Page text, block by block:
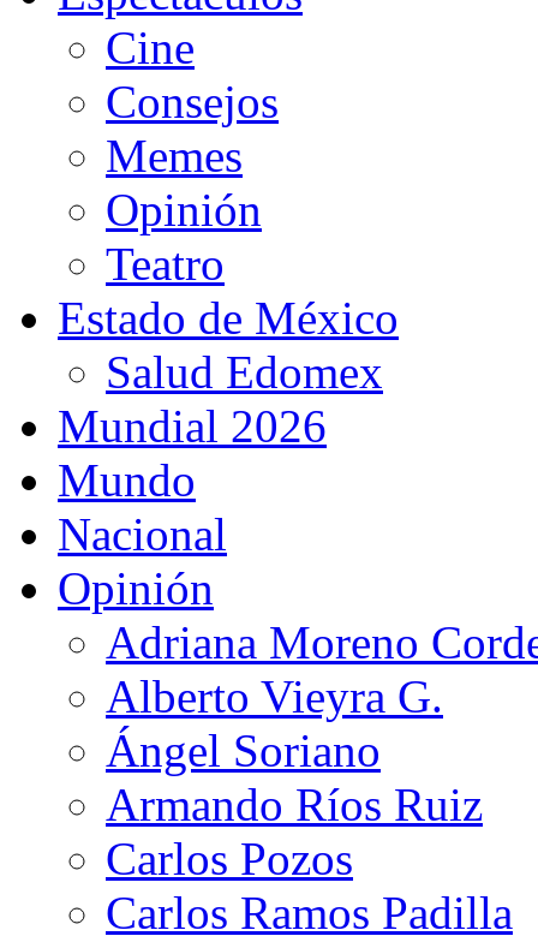
Cine
Consejos
Memes
Opinión
Teatro
Estado de México
Salud Edomex
Mundial 2026
Mundo
Nacional
Opinión
Adriana Moreno
Alberto Vieyra G.
Ángel Soriano
Armando Ríos Ruiz
Carlos Pozos
Carlos Ramos Padilla